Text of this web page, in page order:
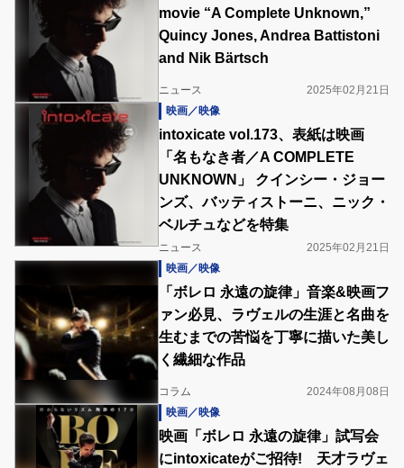
movie “A Complete Unknown,”
Quincy Jones, Andrea Battistoni
and Nik Bärtsch
ニュース
2025年02月21日
映画／映像
intoxicate vol.173、表紙は映画
「名もなき者／A COMPLETE
UNKNOWN」 クインシー・ジョー
ンズ、バッティストーニ、ニック・
ベルチュなどを特集
ニュース
2025年02月21日
映画／映像
「ボレロ 永遠の旋律」音楽&映画フ
ァン必見、ラヴェルの生涯と名曲を
生むまでの苦悩を丁寧に描いた美し
く繊細な作品
コラム
2024年08月08日
映画／映像
映画「ボレロ 永遠の旋律」試写会
にintoxicateがご招待! 天才ラヴェ